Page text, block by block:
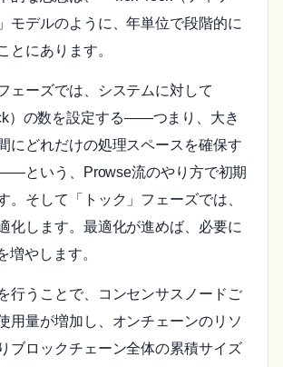
モデルのように、年単位で段階的に
とにあります。
ェーズでは、システムに対して
）の数を設定する――つまり、大き
にどれだけの処理スペースを確保す
という、Prowse流のやり方で初期
。そして「トック」フェーズでは、
化します。最適化が進めば、必要に
増やします。
行うことで、コンセンサスノードご
用量が増加し、オンチェーンのリソ
ロックチェーン全体の累積サイズ